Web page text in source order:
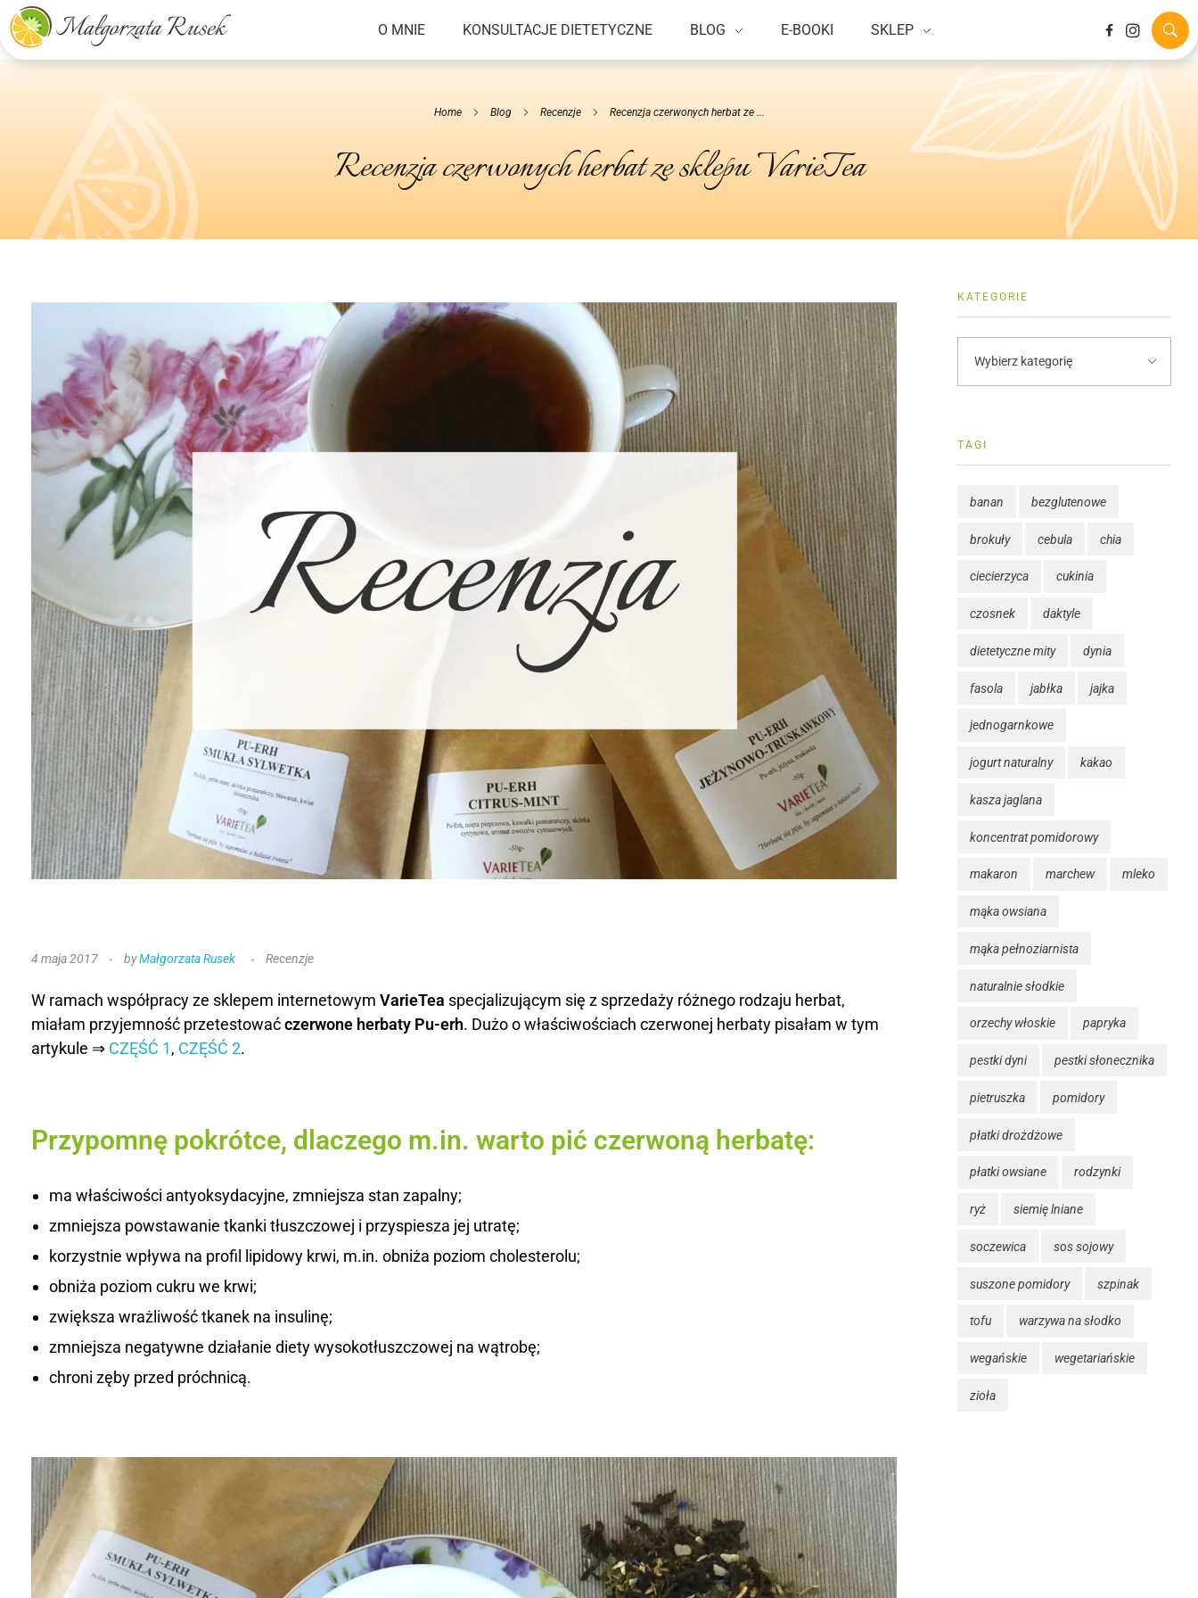
Małgorzata Rusek - dietetyk z pasją
Dietetyka kliniczna & Psychodietetyka
O MNIE KONSULTACJE DIETETYCZNE BLOG E-BOOKI SKLEP
Home Blog Recenzje Recenzja czerwonych herbat ze ...
Recenzja czerwonych herbat ze sklepu VarieTea
R
e
c
e
z
c
z
e
r
n
y
c
h
4 maja 2017 byMałgorzata Rusek Recenzje
W ramach współpracy ze sklepem internetowym VarieTea specjalizującym się z sprzedaży różnego rodzaju herbat,
miałam przyjemność przetestowaćczerwone herbaty Pu-erh. Dużo o właściwościach czerwonej herbaty pisałam w tym
artykule ⇒ CZĘŚĆ 1, CZĘŚĆ 2.
Przypomnę pokrótce, dlaczego m.in. warto pić czerwoną herbatę:
ma właściwości antyoksydacyjne, zmniejsza stan zapalny;
zmniejsza powstawanie tkanki tłuszczowej i przyspiesza jej utratę;
korzystnie wpływa na profil lipidowy krwi, m.in. obniża poziom cholesterolu;
obniża poziom cukru we krwi;
zwiększa wrażliwość tkanek na insulinę;
zmniejsza negatywne działanie diety wysokotłuszczowej na wątrobę;
chroni zęby przed próchnicą.
KATEGORIE
TAGI
banan bezglutenowe
brokuły cebula chia
ciecierzyca cukinia
czosnek daktyle
dietetyczne mity dynia
fasola jabłka jajka
jednogarnkowe
jogurt naturalny kakao
kasza jaglana
koncentrat pomidorowy
makaron marchew mleko
mąka owsiana
mąka pełnoziarnista
naturalnie słodkie
orzechy włoskie papryka
pestki dyni pestki słonecznika
pietruszka pomidory
płatki drożdżowe
płatki owsiane rodzynki
ryż siemię lniane
soczewica sos sojowy
suszone pomidory szpinak
tofu warzywa na słodko
wegańskie wegetariańskie
zioła